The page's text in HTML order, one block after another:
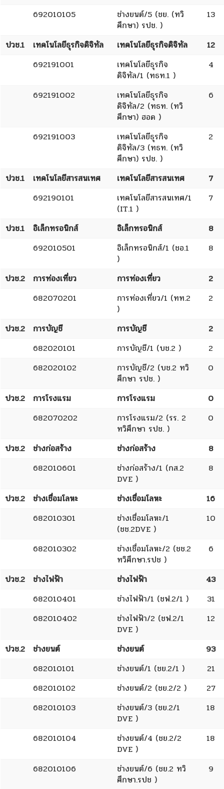
692010105
ช่างยนต์/5 (ชย. (ทวิ
ศึกษา) รปช. )
13
ปวช.1 เทคโนโลยีธุรกิจดิจิทัล เทคโนโลยีธุรกิจดิจิทัล
12
692191001
เทคโนโลยีธุรกิจ
ดิจิทัล/1 (ทธท.1 )
4
692191002
เทคโนโลยีธุรกิจ
ดิจิทัล/2 (ทธท. (ทวิ
ศึกษา) ฮอด )
6
692191003
เทคโนโลยีธุรกิจ
ดิจิทัล/3 (ทธท. (ทวิ
ศึกษา) รปช. )
2
ปวช.1 เทคโนโลยีสารสนเทศ เทคโนโลยีสารสนเทศ
7
692190101
เทคโนโลยีสารสนเทศ/1
(IT.1 )
7
ปวช.1 อิเล็กทรอนิกส์ อิเล็กทรอนิกส์
8
692010501
อิเล็กทรอนิกส์/1 (ชอ.1
)
8
ปวช.2 การท่องเที่ยว การท่องเที่ยว
2
682070201
การท่องเที่ยว/1 (ทท.2
)
2
ปวช.2 การบัญชี การบัญชี
2
682020101
การบัญชี/1 (บช.2 )
2
682020102
การบัญชี/2 (บช.2 ทวิ
ศึกษา รปช. )
0
ปวช.2 การโรงแรม การโรงแรม
0
682070202
การโรงแรม/2 (รร. 2
ทวิศึกษา รปช. )
0
ปวช.2 ช่างก่อสร้าง ช่างก่อสร้าง
8
682010601
ช่างก่อสร้าง/1 (กส.2
DVE )
8
ปวช.2 ช่างเชื่อมโลหะ ช่างเชื่อมโลหะ
16
682010301
ช่างเชื่อมโลหะ/1
(ชช.2DVE )
10
682010302
ช่างเชื่อมโลหะ/2 (ชช.2
ทวิศึกษา.รปช )
6
ปวช.2 ช่างไฟฟ้า ช่างไฟฟ้า
43
682010401
ช่างไฟฟ้า/1 (ชฟ.2/1 )
31
682010402
ช่างไฟฟ้า/2 (ชฟ.2/1
DVE )
12
ปวช.2 ช่างยนต์ ช่างยนต์
93
682010101
ช่างยนต์/1 (ชย.2/1 )
21
682010102
ช่างยนต์/2 (ชย.2/2 )
27
682010103
ช่างยนต์/3 (ชย.2/1
DVE )
18
682010104
ช่างยนต์/4 (ชย.2/2
DVE )
18
682010106
ช่างยนต์/6 (ชย.2 ทวิ
ศึกษา.รปช )
9